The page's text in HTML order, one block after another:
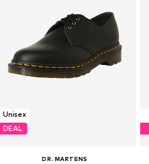
Unisex
DEAL
DR. MARTENS